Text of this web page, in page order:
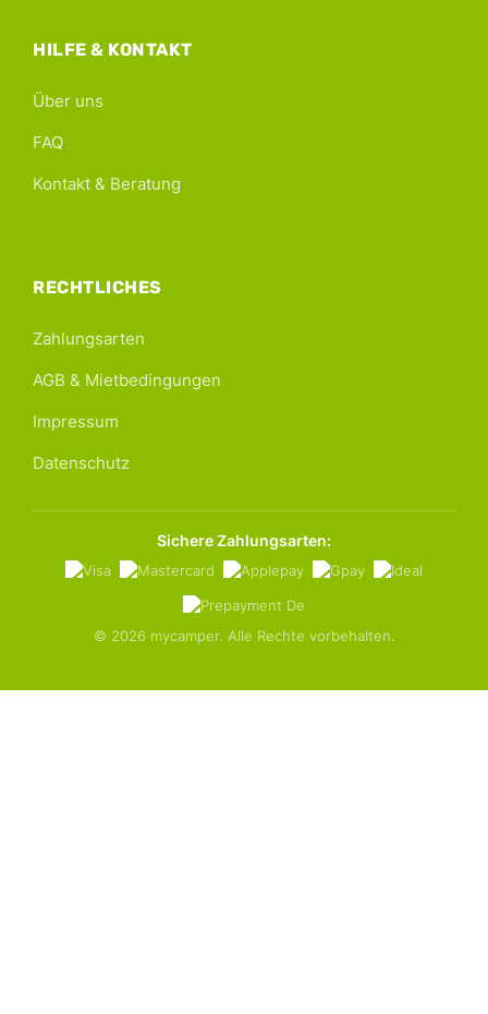
HILFE & KONTAKT
Über uns
FAQ
Kontakt & Beratung
RECHTLICHES
Zahlungsarten
AGB & Mietbedingungen
Impressum
Datenschutz
Sichere Zahlungsarten:
© 2026 mycamper. Alle Rechte vorbehalten.